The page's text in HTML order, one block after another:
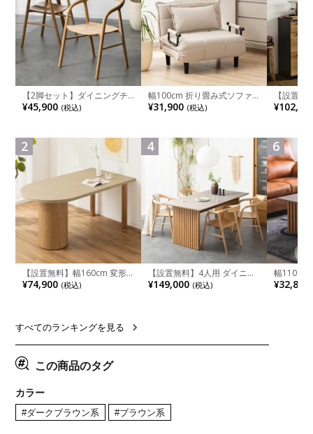
【2脚セット】ダイニングチ
ェア 木製 LUGA 肘付き チェ
ア 天然木 リビング椅子 板座
ュラル ブラウン 完成品
¥45,900 (税込)
2
【設置無料】幅160cm 変形
半円 ダイニングテーブル モ
ルタル風 LENAS コンクリー
リア風 グレージュ
¥74,900 (税込)
幅100cm 折り畳み式ソファ
ベッド コンパクト リクライ
ニング カウチスタイル 省ス
¥31,900 (税込)
4
【設置無料】4人用 ダイニン
グテーブルセット 5点 LUGA
セラミックテーブル おしゃれ
¥149,000 (税込)
【設置
チンカウ
板 引き出
れ ウッデ
ル グレー
6
幅110cm
木目調 リ
付き 長方
¥32,800
すべてのランキングを見る
この商品のタグ
カラー
#ダークブラウン系 #ブラウン系